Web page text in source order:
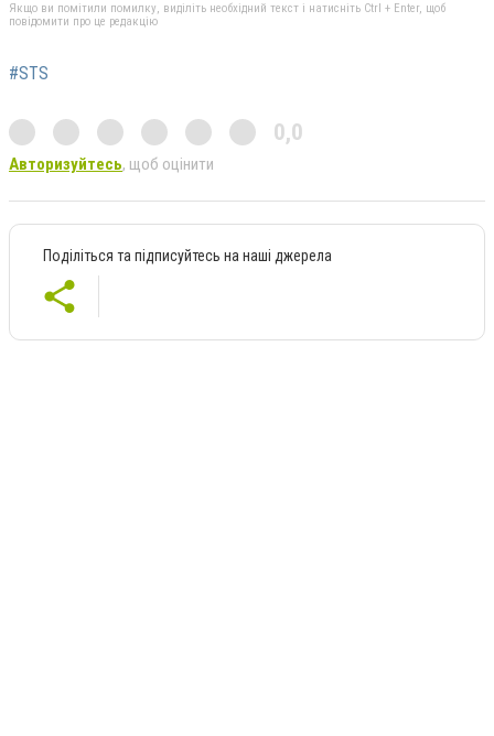
Якщо ви помітили помилку, виділіть необхідний текст і натисніть Ctrl + Enter, щоб
повідомити про це редакцію
#STS
0,0
Авторизуйтесь, щоб оцінити
Поділіться та підписуйтесь на наші джерела